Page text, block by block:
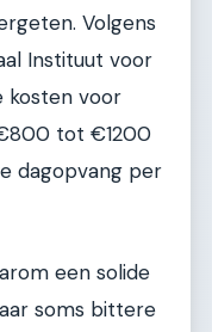
Volgens
Instituut voor
kosten voor
tot €1200
dagopvang per
een solide
soms bittere